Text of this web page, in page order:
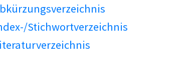
Stichwortverzeichnis